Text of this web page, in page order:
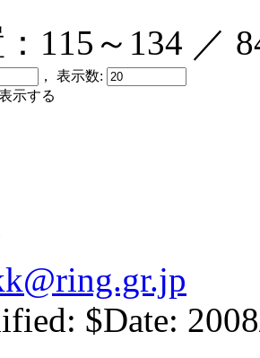
115～134 ／
， 表示数:
示する
$Date: